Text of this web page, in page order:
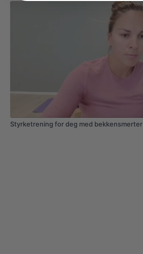
Styrketrening for deg med bekkensmerter